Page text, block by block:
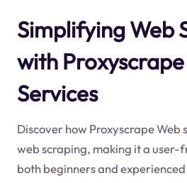
Simplifying Web
with
Services
Discover how Proxyscrape Web
web scraping, making it a user-
both beginners and experienced